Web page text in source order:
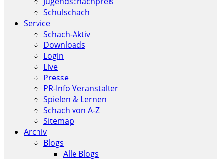
Schulschach
Service
Schach-Aktiv
Downloads
Login
Live
Presse
PR-Info Veranstalter
Spielen & Lernen
Schach von A-Z
Sitemap
Archiv
Blogs
Alle Blogs